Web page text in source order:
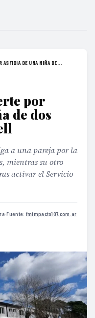
ASFIXIA DE UNA NIÑA DE...
por
de dos
a una pareja por la
mientras su otro
activar el Servicio
·Fuente: fmimpacto107.com.ar